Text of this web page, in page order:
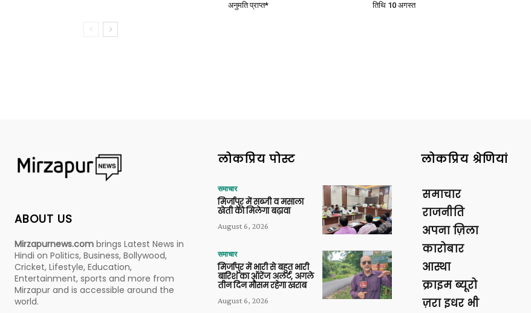
अनुमति प्राप्त*
तिथि 10 अगस्त
ABOUT US
Mirzapurnews.com brings Latest News in
Hindi on Politics, Business, Bollywood,
Cricket, Lifestyle, Education,
Entertainment, sports and more from
Mirzapur and is accessible around the
world.
लोकप्रिय पोस्ट
समाचार
मिर्जापुर में सब्जी व मसाला
खेती को मिलेगा बढ़ावा
August 6, 2026
समाचार
मिर्जापुर में भारी से बहुत भारी
बारिश का ऑरेंज अलर्ट, अगले
तीन दिन मौसम रहेगा खराब
August 6, 2026
लोकप्रिय श्रेणियां
समाचार
राजनीति
अपना ज़िला
कारोबार
आस्था
क्राइम ब्यूरो
ज़रा इधर भी